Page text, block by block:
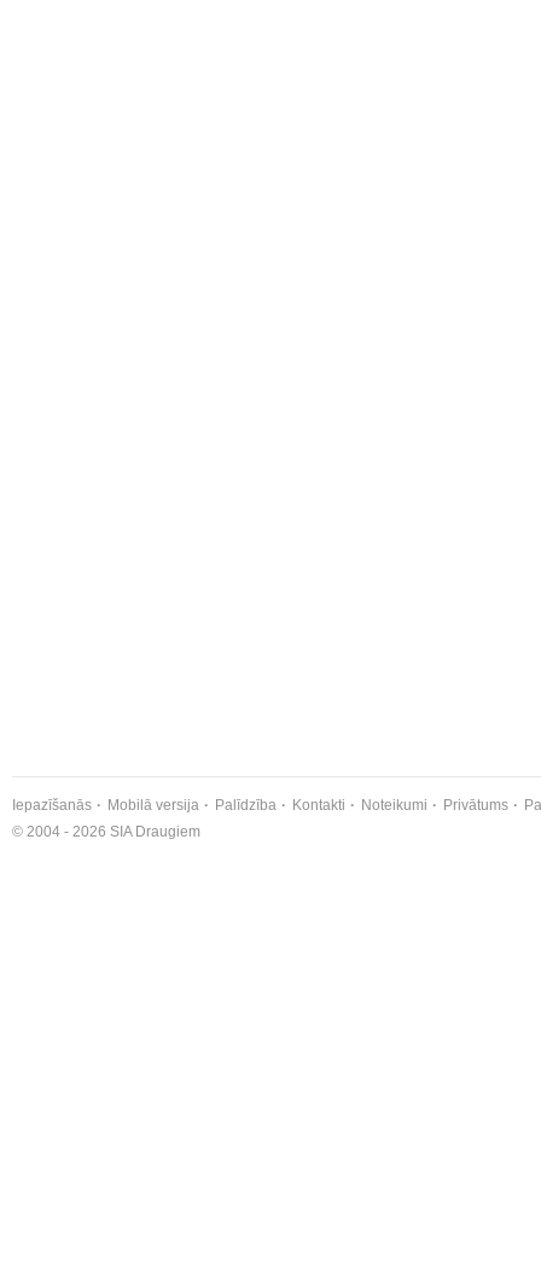
Iepazīšanās Mobilā versija Palīdzība Kontakti Noteikumi Privātums
© 2004 - 2026 SIA Draugiem